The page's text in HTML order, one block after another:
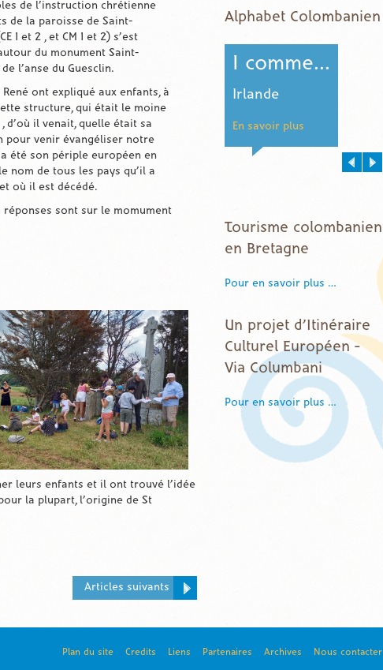
de l’instruction chrétienne
de la paroisse de Saint-
1 et 2 , et CM 1 et 2) s’est
du monument Saint-
l’anse du Guesclin.
ont expliqué aux enfants, à
structure, qui était le moine
d’où il venait, quelle était sa
pour venir évangéliser notre
a été son périple européen en
nom de tous les pays qu’il a
où il est décédé.
réponses sont sur le momument
leurs enfants et il ont trouvé l’idée
la plupart, l’origine de St
Articles suivants
Alphabet Colombanien
O comme...
Oecuménisme
En savoir plus
Tourisme colombanien
en Bretagne
Pour en savoir plus …
Un projet d’Itinéraire
Culturel Européen –
Via Columbani
Pour en savoir plus …
Plan du site Credits Liens Partenaires Archives Nous contacter